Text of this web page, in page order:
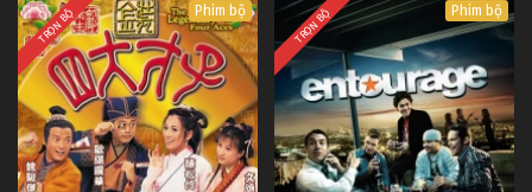
TRỌN BỘ Phim bộ TRỌN BỘ Phim bộ